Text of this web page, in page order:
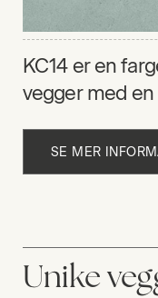
KC14 er en
vegger med
SE MER
Unike